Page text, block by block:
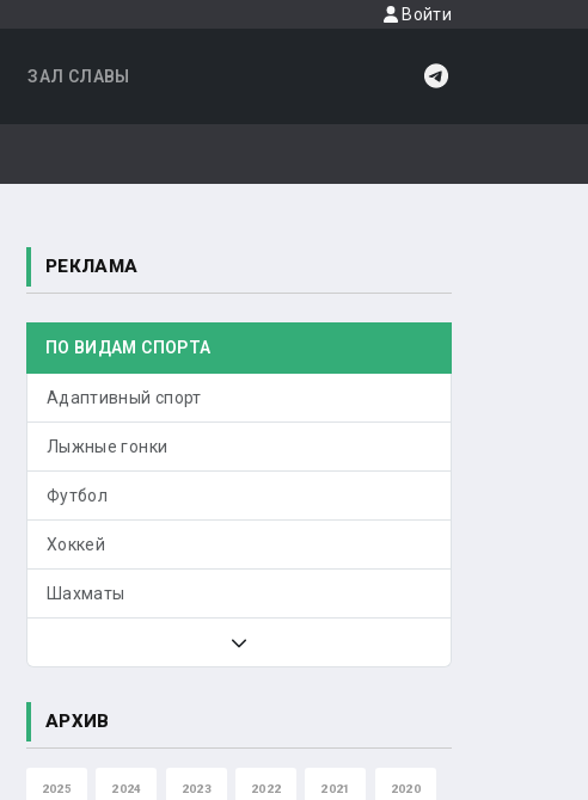
Войти
ЗАЛ СЛАВЫ
РЕКЛАМА
ПО ВИДАМ СПОРТА
Адаптивный спорт
Лыжные гонки
Футбол
Хоккей
Шахматы
АРХИВ
2025 2024 2023 2022 2021 2020